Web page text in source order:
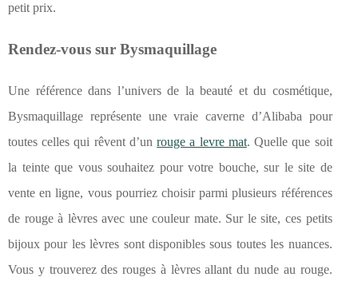
petit prix.
Rendez-vous sur Bysmaquillage
Une référence dans l’univers de la beauté et du cosmétique,
Bysmaquillage représente une vraie caverne d’Alibaba pour
toutes celles qui rêvent d’unrouge a levre mat. Quelle que soit
la teinte que vous souhaitez pour votre bouche, sur le site de
vente en ligne, vous pourriez choisir parmi plusieurs références
de rouge à lèvres avec une couleur mate. Sur le site, ces petits
bijoux pour les lèvres sont disponibles sous toutes les nuances.
Vous y trouverez des rouges à lèvres allant du nude au rouge.